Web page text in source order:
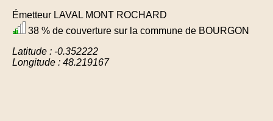
Émetteur LAVAL MONT ROCHARD
38 % de couverture sur la commune de BOURGON
Latitude : -0.352222
Longitude : 48.219167